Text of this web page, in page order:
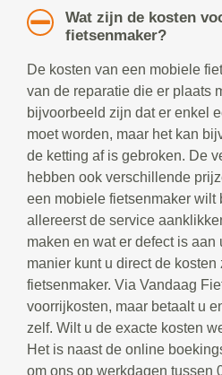
Wat zijn de kosten
fietsenmaker?
De kosten van een mobiele
van de reparatie die er plaats
bijvoorbeeld zijn dat er enkel
moet worden, maar het kan
de ketting af is gebroken. De
hebben ook verschillende
een mobiele fietsenmaker wilt
allereerst de service
maken en wat er defect is aan
manier kunt u direct de
fietsenmaker. Via Vandaag
voorrijkosten, maar betaalt u
zelf. Wilt u de exacte kosten
Het is naast de online
om ons op werkdagen tussen